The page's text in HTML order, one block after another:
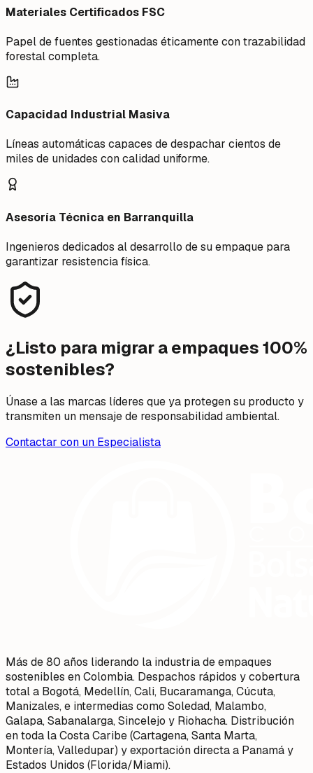
Materiales Certificados FSC
Papel de fuentes gestionadas éticamente con trazabilidad
forestal completa.
Capacidad Industrial Masiva
Líneas automáticas capaces de despachar cientos de
miles de unidades con calidad uniforme.
Asesoría Técnica en Barranquilla
Ingenieros dedicados al desarrollo de su empaque para
garantizar resistencia física.
¿Listo para migrar a empaques 100%
sostenibles?
Únase a las marcas líderes que ya protegen su producto y
transmiten un mensaje de responsabilidad ambiental.
Contactar con un Especialista
Más de 80 años liderando la industria de empaques
sostenibles en Colombia. Despachos rápidos y cobertura
total a Bogotá, Medellín, Cali, Bucaramanga, Cúcuta,
Manizales, e intermedias como Soledad, Malambo,
Galapa, Sabanalarga, Sincelejo y Riohacha. Distribución
en toda la Costa Caribe (Cartagena, Santa Marta,
Montería, Valledupar) y exportación directa a Panamá y
Estados Unidos (Florida/Miami).